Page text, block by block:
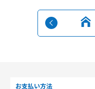
お支払い方法